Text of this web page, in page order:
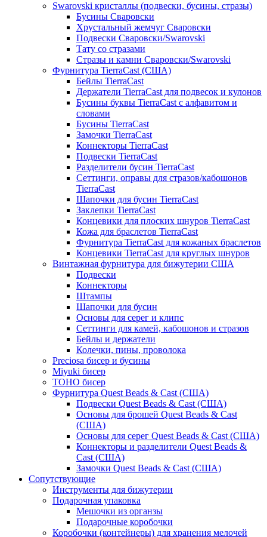
Swarovski кристаллы (подвески, бусины, стразы)
Бусины Сваровски
Хрустальный жемчуг Сваровски
Подвески Сваровски/Swarovski
Тату со стразами
Стразы и камни Сваровски/Swarovski
Фурнитура TierraCast (США)
Бейлы TierraCast
Держатели TierraCast для подвесок и кулонов
Бусины буквы TierraCast с алфавитом и
словами
Бусины TierraCast
Замочки TierraCast
Коннекторы TierraCast
Подвески TierraCast
Разделители бусин TierraCast
Сеттинги, оправы для стразов/кабошонов
TierraCast
Шапочки для бусин TierraCast
Заклепки TierraCast
Концевики для плоских шнуров TierraCast
Кожа для браслетов TierraCast
Фурнитура TierraCast для кожаных браслетов
Концевики TierraCast для круглых шнуров
Винтажная фурнитура для бижутерии США
Подвески
Коннекторы
Штампы
Шапочки для бусин
Основы для серег и клипс
Сеттинги для камей, кабошонов и стразов
Бейлы и держатели
Колечки, пины, проволока
Preciosa бисер и бусины
Miyuki бисер
TOHO бисер
Фурнитура Quest Beads & Cast (США)
Подвески Quest Beads & Cast (США)
Основы для брошей Quest Beads & Cast
(США)
Основы для серег Quest Beads & Cast (США)
Коннекторы и разделители Quest Beads &
Cast (США)
Замочки Quest Beads & Cast (США)
Сопутствующие
Инструменты для бижутерии
Подарочная упаковка
Мешочки из органзы
Подарочные коробочки
Коробочки (контейнеры) для хранения мелочей